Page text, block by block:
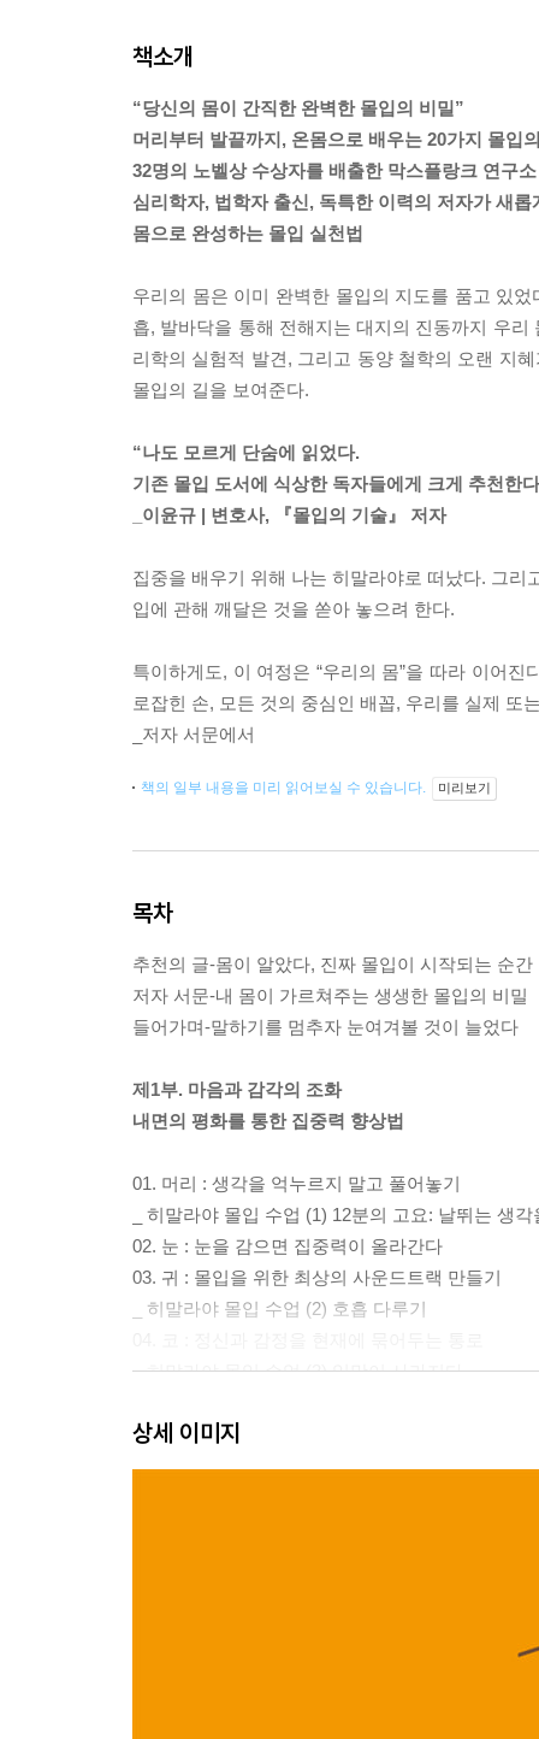
책소개
“당신의 몸이 간직한 완벽한 몰입의 비밀”
머리부터 발끝까지, 온몸으로 배우는 20가지 몰입
32명의 노벨상 수상자를 배출한 막스플랑크 연구
심리학자, 법학자 출신, 독특한 이력의 저자가 새롭
몸으로 완성하는 몰입 실천법
우리의 몸은 이미 완벽한 몰입의 지도를 품고 있
흡, 발바닥을 통해 전해지는 대지의 진동까지 우
리학의 실험적 발견, 그리고 동양 철학의 오랜 지
몰입의 길을 보여준다.
“나도 모르게 단숨에 읽었다.
기존 몰입 도서에 식상한 독자들에게 크게 추천한
_이윤규 | 변호사, 『몰입의 기술』 저자
집중을 배우기 위해 나는 히말라야로 떠났다. 그
입에 관해 깨달은 것을 쏟아 놓으려 한다.
특이하게도, 이 여정은 “우리의 몸”을 따라 이어
로잡힌 손, 모든 것의 중심인 배꼽, 우리를 실제 또
_저자 서문에서
책의 일부 내용을 미리 읽어보실 수 있습니다. 미리보기
목차
추천의 글-몸이 알았다, 진짜 몰입이 시작되는 순간
저자 서문-내 몸이 가르쳐주는 생생한 몰입의 비밀
들어가며-말하기를 멈추자 눈여겨볼 것이 늘었다
제1부. 마음과 감각의 조화
내면의 평화를 통한 집중력 향상법
01. 머리 : 생각을 억누르지 말고 풀어놓기
_ 히말라야 몰입 수업 (1) 12분의 고요: 날뛰는 생
02. 눈 : 눈을 감으면 집중력이 올라간다
03. 귀 : 몰입을 위한 최상의 사운드트랙 만들기
_ 히말라야 몰입 수업 (2) 호흡 다루기
_ 히말라야 몰입 수업 (3) 입맛이 사라지다
06. 목 : 몰입과 멍때리기 사이에서
_ 히말라야 몰입 수업 (4) 분노와 집중력
상세 이미지